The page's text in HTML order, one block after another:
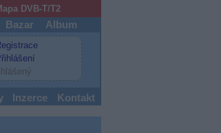
DVB-T/T2
Bazar Album
Inzerce Kontakt